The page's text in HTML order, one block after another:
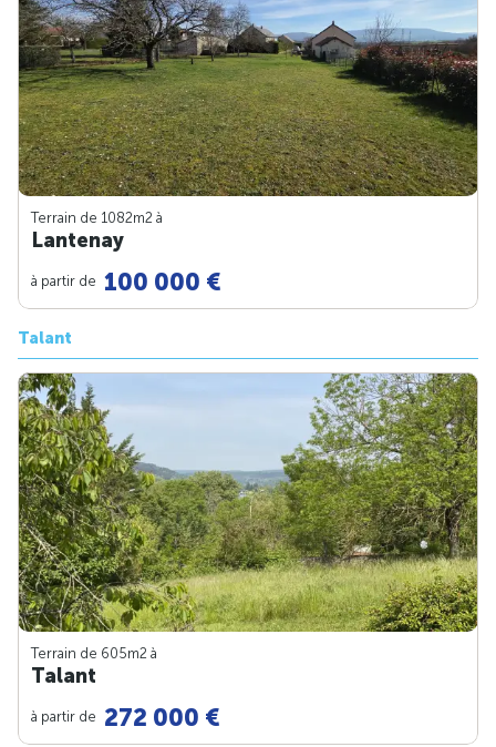
Terrain de 1082m2 à
Lantenay
à partir de 100 000 €
Talant
Terrain de 605m2 à
Talant
à partir de 272 000 €